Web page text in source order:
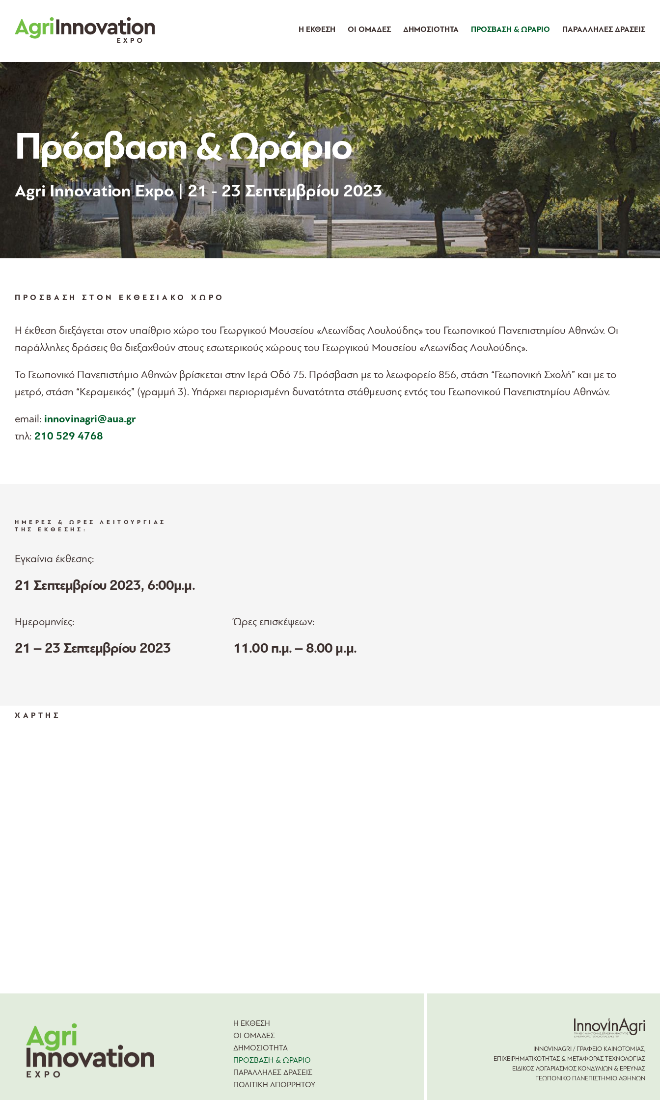
content
Η ΕΚΘΕΣΗ ΟΙ ΟΜΑΔΕΣ ΔΗΜΟΣΙΟΤΗΤΑ ΠΡΟΣΒΑΣΗ & ΩΡΑΡΙΟ ΠΑΡΑΛΛΗΛΕΣ ΔΡΑΣΕΙΣ
Πρόσβαση & Ωράριο
Agri Innovation Expo | 21 - 23 Σεπτεμβρίου 2023
ΠΡΟΣΒΑΣΗ ΣΤΟΝ ΕΚΘΕΣΙΑΚΟ ΧΩΡΟ
Η έκθεση διεξάγεται στον υπαίθριο χώρο του Γεωργικού Μουσείου «Λεωνίδας Λουλούδης» του Γεωπονικού Πανεπιστημίου Αθηνών. Οι
παράλληλες δράσεις θα διεξαχθούν στους εσωτερικούς χώρους του Γεωργικού Μουσείου «Λεωνίδας Λουλούδης».
Το Γεωπονικό Πανεπιστήμιο Αθηνών βρίσκεται στην Ιερά Οδό 75. Πρόσβαση με το λεωφορείο 856, στάση “Γεωπονική Σχολή” και με το
μετρό, στάση “Κεραμεικός” (γραμμή 3). Υπάρχει περιορισμένη δυνατότητα στάθμευσης εντός του Γεωπονικού Πανεπιστημίου Αθηνών.
email: innovinagri@aua.gr
τηλ: 210 529 4768
ΗΜΕΡΕΣ & ΩΡΕΣ ΛΕΙΤΟΥΡΓΙΑΣ
ΤΗΣ ΕΚΘΕΣΗΣ:
Εγκαίνια έκθεσης:
21 Σεπτεμβρίου 2023, 6:00μ.μ.
Ημερομηνίες:
21 – 23 Σεπτεμβρίου 2023
Ώρες επισκέψεων:
11.00 π.μ. – 8.00 μ.μ.
ΧΑΡΤΗΣ
Η ΕΚΘΕΣΗ
ΟΙ ΟΜΑΔΕΣ
ΔΗΜΟΣΙΟΤΗΤΑ
ΠΡΟΣΒΑΣΗ & ΩΡΑΡΙΟ
ΠΑΡΑΛΛΗΛΕΣ ΔΡΑΣΕΙΣ
ΠΟΛΙΤΙΚΗ ΑΠΟΡΡΗΤΟΥ
INNOVINAGRI / ΓΡΑΦΕΙΟ ΚΑΙΝΟΤΟΜΙΑΣ,
ΕΠΙΧΕΙΡΗΜΑΤΙΚΟΤΗΤΑΣ & ΜΕΤΑΦΟΡΑΣ ΤΕΧΝΟΛΟΓΙΑΣ
ΕΙΔΙΚΟΣ ΛΟΓΑΡΙΑΣΜΟΣ ΚΟΝΔΥΛΙΩΝ & ΕΡΕΥΝΑΣ
ΓΕΩΠΟΝΙΚΟ ΠΑΝΕΠΙΣΤΗΜΙΟ ΑΘΗΝΩΝ